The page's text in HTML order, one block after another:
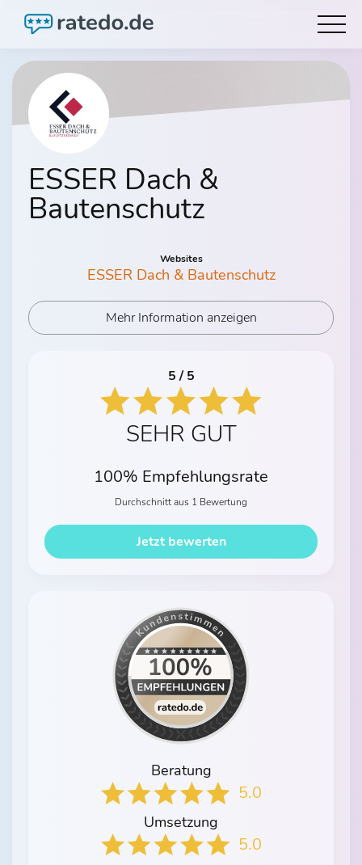
ESSER Dach &
Bautenschutz
Websites
ESSER Dach & Bautenschutz
Mehr Information anzeigen
5 / 5
SEHR GUT
100% Empfehlungsrate
Durchschnitt aus 1 Bewertung
Jetzt bewerten
Beratung
5.0
Umsetzung
5.0